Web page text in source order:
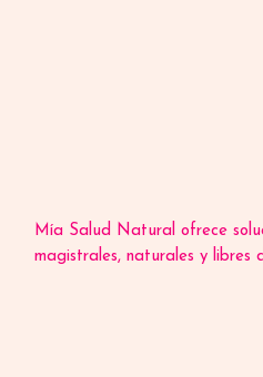
Mía Salud Natural ofrece
magistrales, naturales y libres